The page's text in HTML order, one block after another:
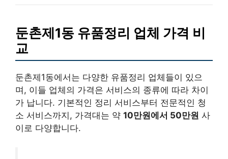
둔촌제1동 유품정리 업체 가격 비
교
둔촌제1동에서는 다양한 유품정리 업체들이 있으
며, 이들 업체의 가격은 서비스의 종류에 따라 차이
가 납니다. 기본적인 정리 서비스부터 전문적인 청
소 서비스까지, 가격대는 약 10만원에서 50만원 사
이로 다양합니다.